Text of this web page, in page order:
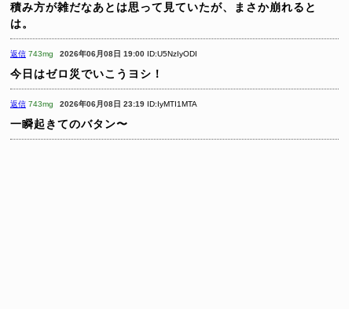
積み方が雑だなあとは思って見ていたが、まさか崩れると
は。
返信 743mg 2026年06月08日 19:00 ID:U5NzIyODI
今日はゼロ災でいこうヨシ！
返信 743mg 2026年06月08日 23:19 ID:IyMTI1MTA
一瞬起きてのバタン〜